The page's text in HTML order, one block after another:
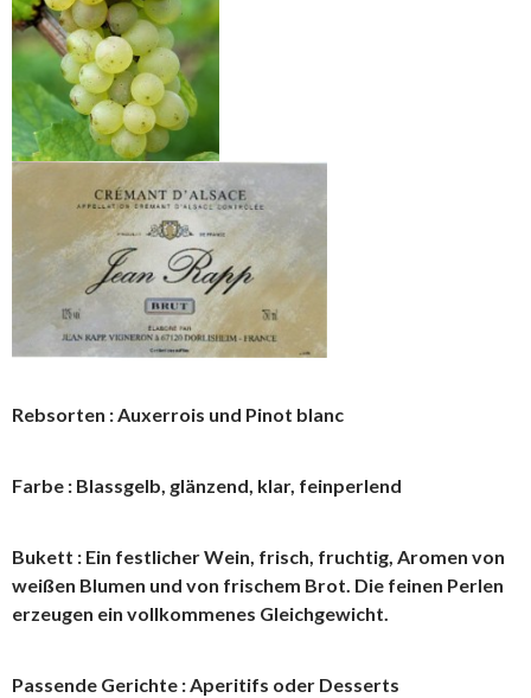
Rebsorten : Auxerrois und Pinot blanc
Farbe : Blassgelb, glänzend, klar, feinperlend
Bukett : Ein festlicher Wein, frisch, fruchtig, Aromen von
weißen Blumen und von frischem Brot. Die feinen Perlen
erzeugen ein vollkommenes Gleichgewicht.
Passende Gerichte : Aperitifs oder Desserts